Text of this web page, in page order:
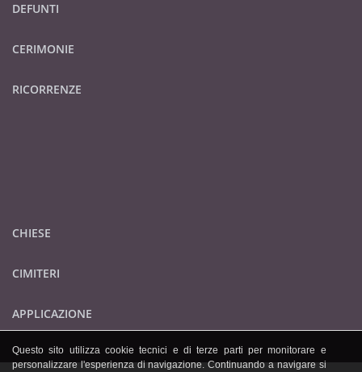
DEFUNTI
CERIMONIE
RICORRENZE
CHIESE
CIMITERI
APPLICAZIONE
Questo sito utilizza cookie tecnici e di terze parti per monitorare e
personalizzare l'esperienza di navigazione. Continuando a navigare si